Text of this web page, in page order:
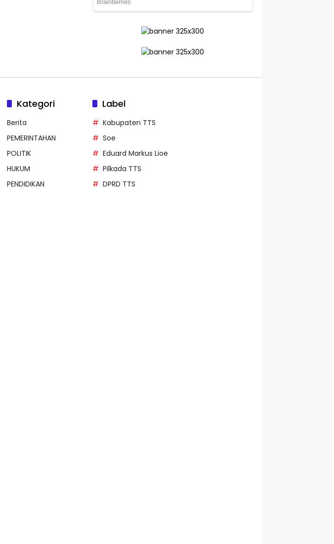
Kategori
Berita
PEMERINTAHAN
POLITIK
HUKUM
PENDIDIKAN
Label
Kabupaten TTS
Soe
Eduard Markus Lioe
Pilkada TTS
DPRD TTS